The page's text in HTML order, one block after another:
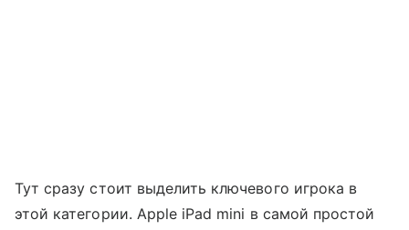
Тут сразу стоит выделить ключевого игрока в
этой категории. Apple iPad mini в самой простой